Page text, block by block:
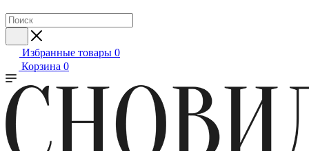
Избранные товары 0
Корзина 0